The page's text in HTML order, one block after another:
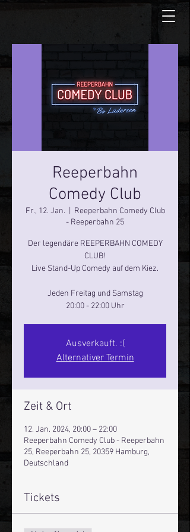
Reeperbahn
Comedy Club
Fr., 12. Jan.
Reeperbahn Comedy Club
- Reeperbahn 25
Der legendäre REEPERBAHN COMEDY
CLUB!
Live Stand-Up Comedy auf dem Kiez.
Jeden Freitag und Samstag
20:00 - 22:00 Uhr
Ausverkauft. :(
Alternativer Termin
Zeit & Ort
12. Jan. 2024, 20:00 – 22:00
Reeperbahn Comedy Club - Reeperbahn
25, Reeperbahn 25, 20359 Hamburg,
Deutschland
Tickets